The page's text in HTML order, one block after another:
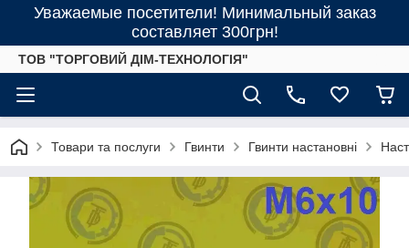
Уважаемые посетители! Минимальный заказ
составляет 300грн!
ТОВ "ТОРГОВИЙ ДІМ-ТЕХНОЛОГІЯ"
Товари та послуги Гвинти Гвинти настановні